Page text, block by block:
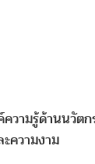
วามรู้ด้านนวัตก
ความงาม